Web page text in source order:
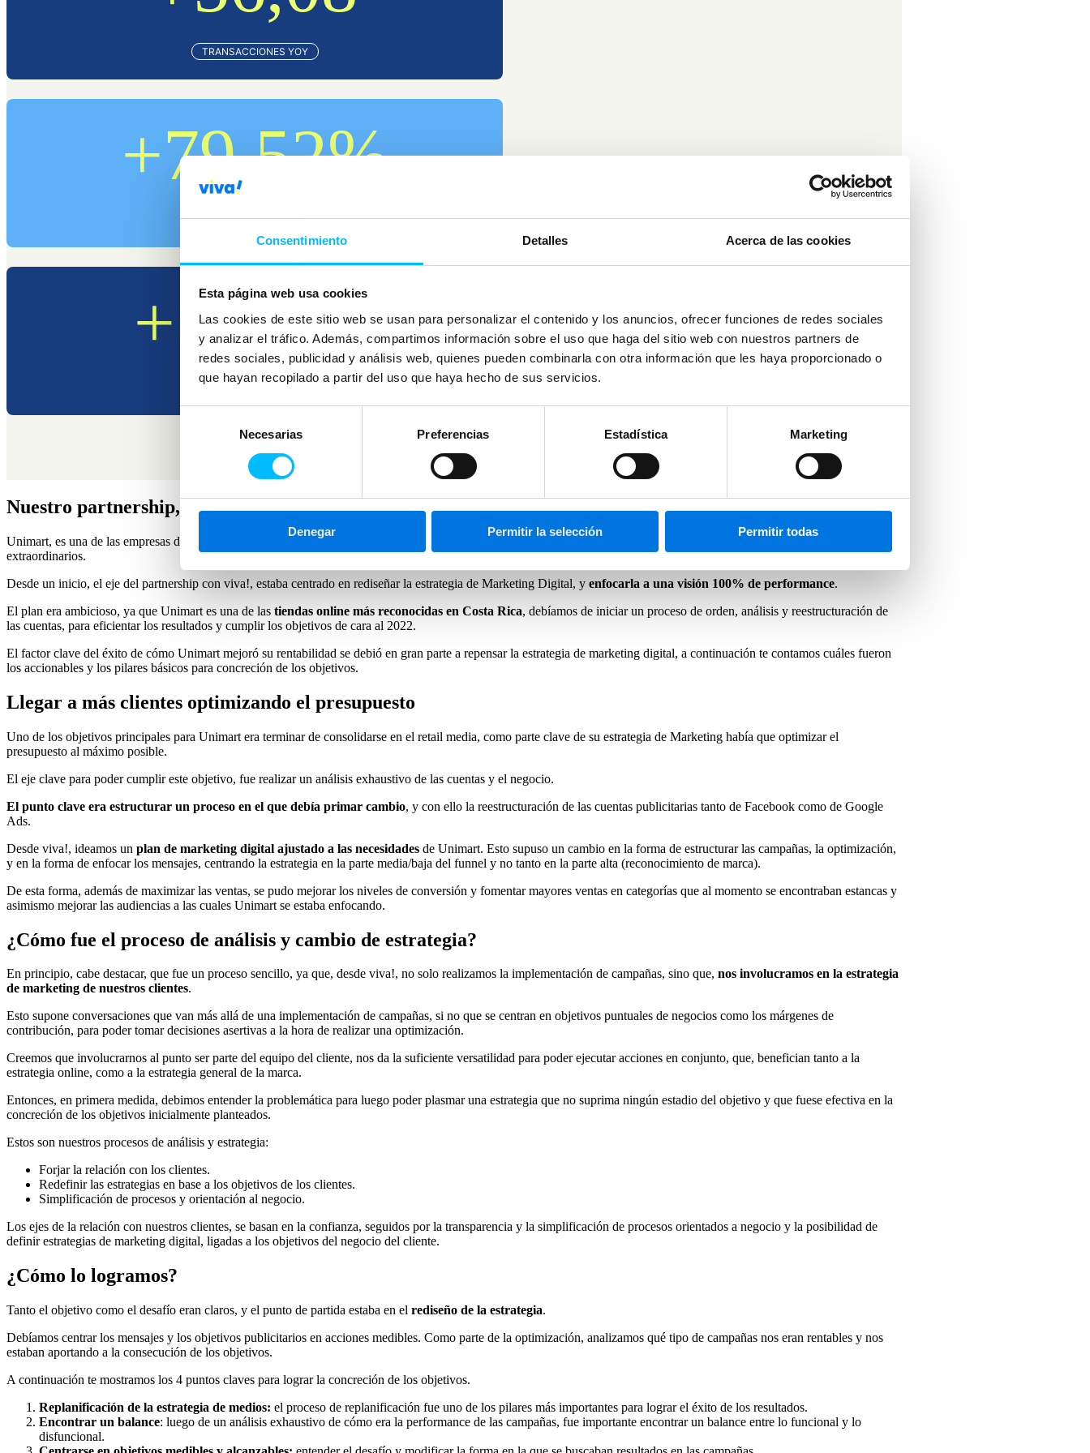
Consentimiento Detalles Acerca de las cookies
Esta página web usa cookies
Las cookies de este sitio web se usan para personalizar el contenido y los anuncios, ofrecer funciones de redes sociales
y analizar el tráfico. Además, compartimos información sobre el uso que haga del sitio web con nuestros partners de
redes sociales, publicidad y análisis web, quienes pueden combinarla con otra información que les haya proporcionado o
que hayan recopilado a partir del uso que haya hecho de sus servicios.
Selección
consentimiento
Necesarias Preferencias Estadística Marketing
Denegar Permitir la selección Permitir todas
TRANSACCIONES YOY
+79,52%
USUARIOS YOY
+121,83
USUARIOS NUEVOS YOY
Nuestro partnership, por qué nos contrataron
Unimart, es una de las empresas de retail más grandes de Costa Rica, cuenta con un catálogo de
extraordinarios.
Desde un inicio, el eje del partnership con viva!, estaba centrado en rediseñar la estrategia de Marketing Digital, y enfocarla a una visión 100% de performance.
El plan era ambicioso, ya que Unimart es una de las tiendas online más reconocidas en Costa Rica, debíamos de iniciar un proceso de orden, análisis y reestructuración de
las cuentas, para eficientar los resultados y cumplir los objetivos de cara al 2022.
El factor clave del éxito de cómo Unimart mejoró su rentabilidad se debió en gran parte a repensar la estrategia de marketing digital, a continuación te contamos cuáles fueron
los accionables y los pilares básicos para concreción de los objetivos.
Llegar a más clientes optimizando el presupuesto
Uno de los objetivos principales para Unimart era terminar de consolidarse en el retail media, como parte clave de su estrategia de Marketing había que optimizar el
presupuesto al máximo posible.
El eje clave para poder cumplir este objetivo, fue realizar un análisis exhaustivo de las cuentas y el negocio.
El punto clave era estructurar un proceso en el que debía primar cambio, y con ello la reestructuración de las cuentas publicitarias tanto de Facebook como de Google
Ads.
Desde viva!, ideamos un plan de marketing digital ajustado a las necesidades de Unimart. Esto supuso un cambio en la forma de estructurar las campañas, la optimización,
y en la forma de enfocar los mensajes, centrando la estrategia en la parte media/baja del funnel y no tanto en la parte alta (reconocimiento de marca).
De esta forma, además de maximizar las ventas, se pudo mejorar los niveles de conversión y fomentar mayores ventas en categorías que al momento se encontraban estancas y
asimismo mejorar las audiencias a las cuales Unimart se estaba enfocando.
¿Cómo fue el proceso de análisis y cambio de estrategia?
En principio, cabe destacar, que fue un proceso sencillo, ya que, desde viva!, no solo realizamos la implementación de campañas, sino que, nos involucramos en la estrategia
de marketing de nuestros clientes.
Esto supone conversaciones que van más allá de una implementación de campañas, si no que se centran en objetivos puntuales de negocios como los márgenes de
contribución, para poder tomar decisiones asertivas a la hora de realizar una optimización.
Creemos que involucrarnos al punto ser parte del equipo del cliente, nos da la suficiente versatilidad para poder ejecutar acciones en conjunto, que, benefician tanto a la
estrategia online, como a la estrategia general de la marca.
Entonces, en primera medida, debimos entender la problemática para luego poder plasmar una estrategia que no suprima ningún estadio del objetivo y que fuese efectiva en la
concreción de los objetivos inicialmente planteados.
Estos son nuestros procesos de análisis y estrategia:
Forjar la relación con los clientes.
Redefinir las estrategias en base a los objetivos de los clientes.
Simplificación de procesos y orientación al negocio.
Los ejes de la relación con nuestros clientes, se basan en la confianza, seguidos por la transparencia y la simplificación de procesos orientados a negocio y la posibilidad de
definir estrategias de marketing digital, ligadas a los objetivos del negocio del cliente.
¿Cómo lo logramos?
Tanto el objetivo como el desafío eran claros, y el punto de partida estaba en el rediseño de la estrategia.
Debíamos centrar los mensajes y los objetivos publicitarios en acciones medibles. Como parte de la optimización, analizamos qué tipo de campañas nos eran rentables y nos
estaban aportando a la consecución de los objetivos.
A continuación te mostramos los 4 puntos claves para lograr la concreción de los objetivos.
Replanificación de la estrategia de medios: el proceso de replanificación fue uno de los pilares más importantes para lograr el éxito de los resultados.
Encontrar un balance: luego de un análisis exhaustivo de cómo era la performance de las campañas, fue importante encontrar un balance entre lo funcional y lo
disfuncional.